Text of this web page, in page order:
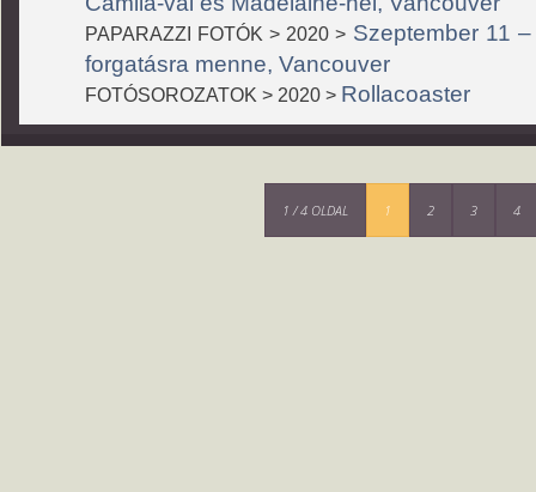
PAPARAZZI FOTÓK > 2020 > Szeptember 11
forgatásra menne, Vancouver
FOTÓSOROZATOK > 2020 > Rollacoaster
1 / 4 OLDAL 1 2 3 4